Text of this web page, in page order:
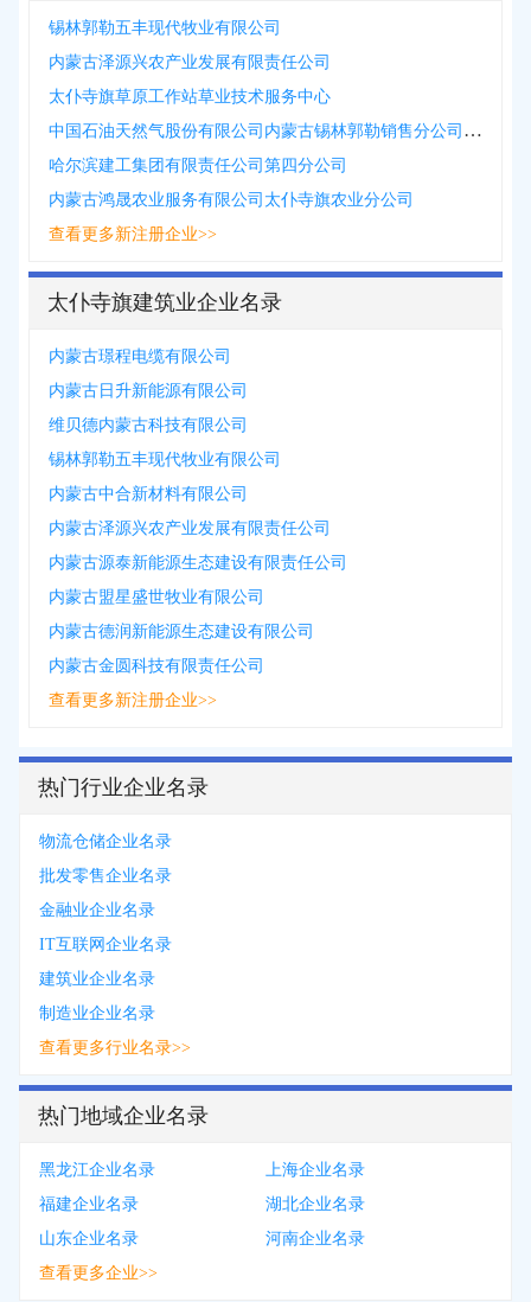
锡林郭勒五丰现代牧业有限公司
内蒙古泽源兴农产业发展有限责任公司
太仆寺旗草原工作站草业技术服务中心
中国石油天然气股份有限公司内蒙古锡林郭勒销售分公司太仆寺旗宝昌镇南环路综合能源站
哈尔滨建工集团有限责任公司第四分公司
内蒙古鸿晟农业服务有限公司太仆寺旗农业分公司
查看更多新注册企业>>
太仆寺旗建筑业企业名录
内蒙古璟程电缆有限公司
内蒙古日升新能源有限公司
维贝德内蒙古科技有限公司
锡林郭勒五丰现代牧业有限公司
内蒙古中合新材料有限公司
内蒙古泽源兴农产业发展有限责任公司
内蒙古源泰新能源生态建设有限责任公司
内蒙古盟星盛世牧业有限公司
内蒙古德润新能源生态建设有限公司
内蒙古金圆科技有限责任公司
查看更多新注册企业>>
热门行业企业名录
物流仓储企业名录
批发零售企业名录
金融业企业名录
IT互联网企业名录
建筑业企业名录
制造业企业名录
查看更多行业名录>>
热门地域企业名录
黑龙江企业名录
上海企业名录
福建企业名录
湖北企业名录
山东企业名录
河南企业名录
查看更多企业>>